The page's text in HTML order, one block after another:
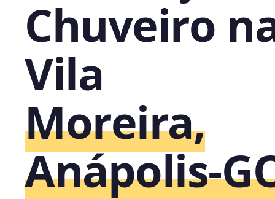
Chuveiro
Vila
Moreira,